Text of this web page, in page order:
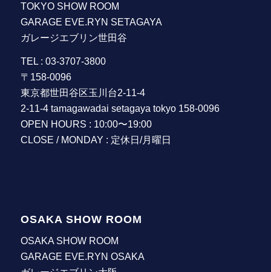
TOKYO SHOW ROOM
GARAGE EVE.RYN SETAGAYA
ガレージエブリン世田谷
TEL : 03-3707-3800
〒158-0096
東京都世田谷区玉川台2-11-4
2-11-4 tamagawadai setagaya tokyo 158-0096
OPEN HOURS : 10:00〜19:00
CLOSE / MONDAY : 定休日/月曜日
OSAKA SHOW ROOM
OSAKA SHOW ROOM
GARAGE EVE.RYN OSAKA